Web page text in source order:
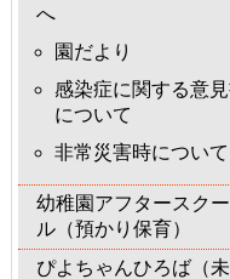
へ
園だより
感染症に関する意
について
非常災害時について
幼稚園アフタースクー
ル（預かり保育）
ぴよちゃんひろば（未